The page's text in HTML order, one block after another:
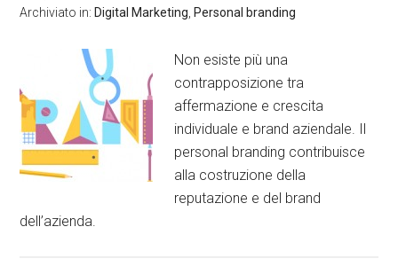
Archiviato in: Digital Marketing Personal branding
Non esiste più una
contrapposizione tra
affermazione e crescita
individuale e brand aziendale. Il
personal branding contribuisce
alla costruzione della
reputazione e del brand
dell’azienda.